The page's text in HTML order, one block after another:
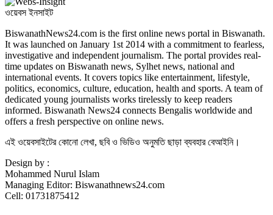
ওয়েবস ইনসাইট
BiswanathNews24.com is the first online news portal in Biswanath.
It was launched on January 1st 2014 with a commitment to fearless,
investigative and independent journalism. The portal provides real-
time updates on Biswanath news, Sylhet news, national and
international events. It covers topics like entertainment, lifestyle,
politics, economics, culture, education, health and sports. A team of
dedicated young journalists works tirelessly to keep readers
informed. Biswanath News24 connects Bengalis worldwide and
offers a fresh perspective on online news.
এই ওয়েবসাইটের কোনো লেখা, ছবি ও ভিডিও অনুমতি ছাড়া ব্যবহার বেআইনি।
Design by :
Mohammed Nurul Islam
Managing Editor: Biswanathnews24.com
Cell: 01731875412